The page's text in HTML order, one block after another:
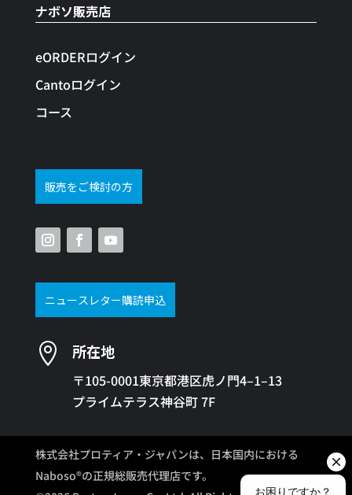
ナボソ販売店
eORDERログイン
Cantoログイン
コース
販売をご検討の方
ニュースレター購読申込
 所在地
〒105-0001東京都港区虎ノ門4–1–13
プライムテラス神谷町 7F
株式会社プロティア・ジャパンは、日本国内における
Naboso®の正規総販売代理店です。